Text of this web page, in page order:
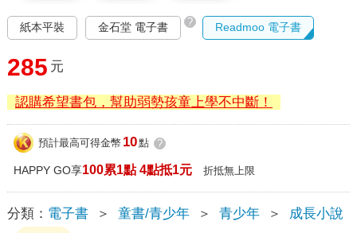
紙本平裝 金石堂 電子書 ? Readmoo 電子書
285 元
認購希望書包，幫助弱勢孩童上學不中斷！
預計最高可得金幣 10點 ?
HAPPY GO享100累1點 4點抵1元 折抵無上限
分類： 電子書 ＞ 童書/青少年 ＞ 青少年 ＞ 成長小說